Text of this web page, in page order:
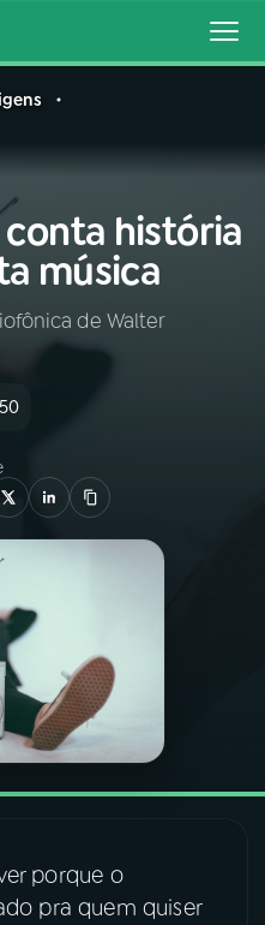
história
música
de Walter
porque o
pra quem quiser